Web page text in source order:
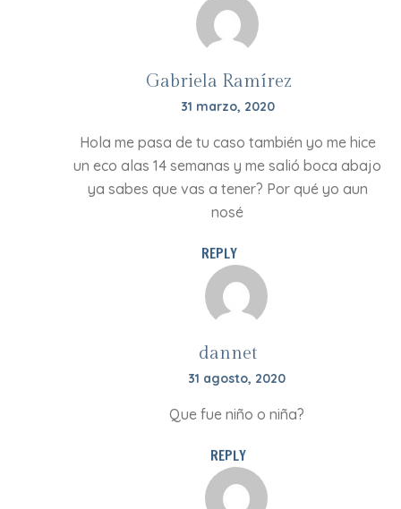
Gabriela Ramírez
31 marzo, 2020
Hola me pasa de tu caso también yo me hice
un eco alas 14 semanas y me salió boca abajo
ya sabes que vas a tener? Por qué yo aun
nosé
REPLY
dannet
31 agosto, 2020
Que fue niño o niña?
REPLY